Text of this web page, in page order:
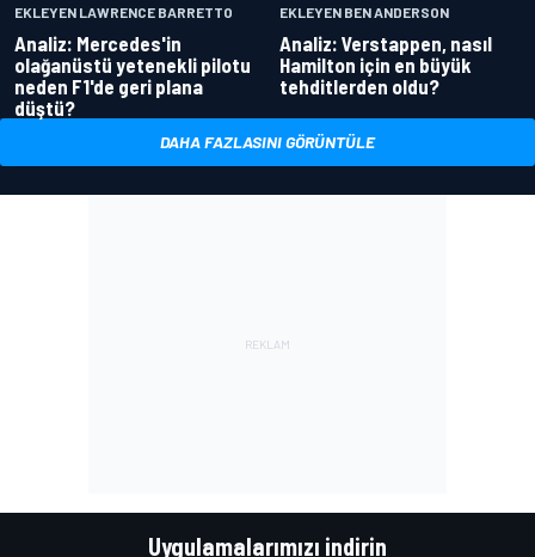
EKLEYEN LAWRENCE BARRETTO
Analiz: Mercedes'in
olağanüstü yetenekli pilotu
neden F1'de geri plana
düştü?
EKLEYEN BEN ANDERSON
Analiz: Verstappen, nasıl
Hamilton için en büyük
tehditlerden oldu?
DAHA FAZLASINI GÖRÜNTÜLE
Uygulamalarımızı indirin